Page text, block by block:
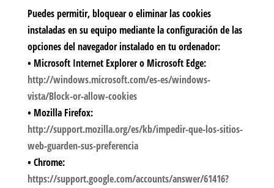
Puedes permitir, bloquear o eliminar las cookies
instaladas en su equipo mediante la configuración de las
opciones del navegador instalado en tu ordenador:
• Microsoft Internet Explorer o Microsoft Edge:
http://windows.microsoft.com/es-es/windows-
vista/Block-or-allow-cookies
• Mozilla Firefox:
http://support.mozilla.org/es/kb/impedir-que-los-sitios-
web-guarden-sus-preferencia
• Chrome:
https://support.google.com/accounts/answer/61416?